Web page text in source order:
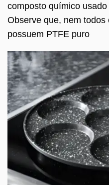
composto químico
Observe que, nem todos
possuem PTFE puro